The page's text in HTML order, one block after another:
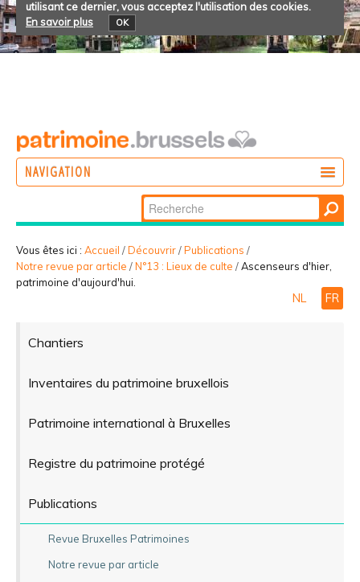
utilisant ce dernier, vous acceptez l'utilisation des cookies.
En savoir plus
OK
NAVIGATION
PARTICIPER
Chercher par
Recherche
avancée…
Vous êtes ici : Accueil /Découvrir/Publications /
Notre revue par article /N°13 : Lieux de culte /Ascenseurs d'hier,
patrimoine d'aujourd'hui.
NL FR
Chantiers
Inventaires du patrimoine bruxellois
Patrimoine international à Bruxelles
Registre du patrimoine protégé
Publications
Revue Bruxelles Patrimoines
Notre revue par article